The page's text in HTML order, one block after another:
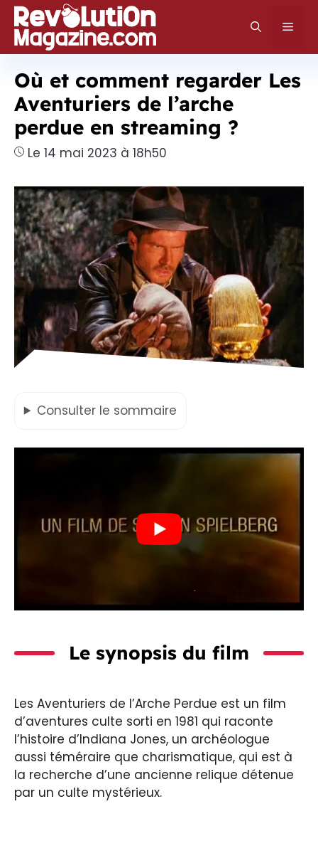
Aller
au
contenu
Où et comment regarder Les
Aventuriers de l’arche
perdue en streaming ?
Le 14 mai 2023 à 18h50
Consulter le sommaire
Le synopsis du film
Les Aventuriers de l’Arche Perdue est un film
d’aventures culte sorti en 1981 qui raconte
l’histoire d’Indiana Jones, un archéologue
aussi téméraire que charismatique, qui est à
la recherche d’une ancienne relique détenue
par un culte mystérieux.